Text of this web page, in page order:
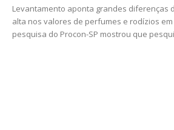
Levantamento aponta grandes diferenças
alta nos valores de perfumes e rodízios
pesquisa do Procon-SP mostrou que